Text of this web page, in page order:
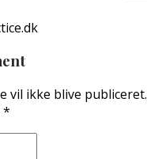
vil ikke blive publiceret.
*